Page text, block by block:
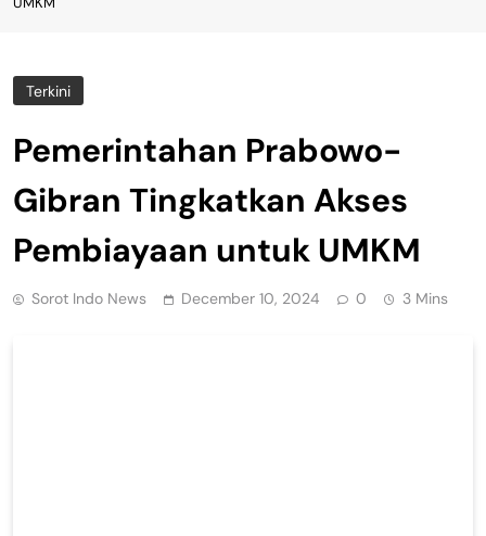
Terkini
Pemerintahan Prabowo-
Gibran Tingkatkan Akses
Pembiayaan untuk UMKM
Sorot Indo News December 10, 2024 0 3 Mins